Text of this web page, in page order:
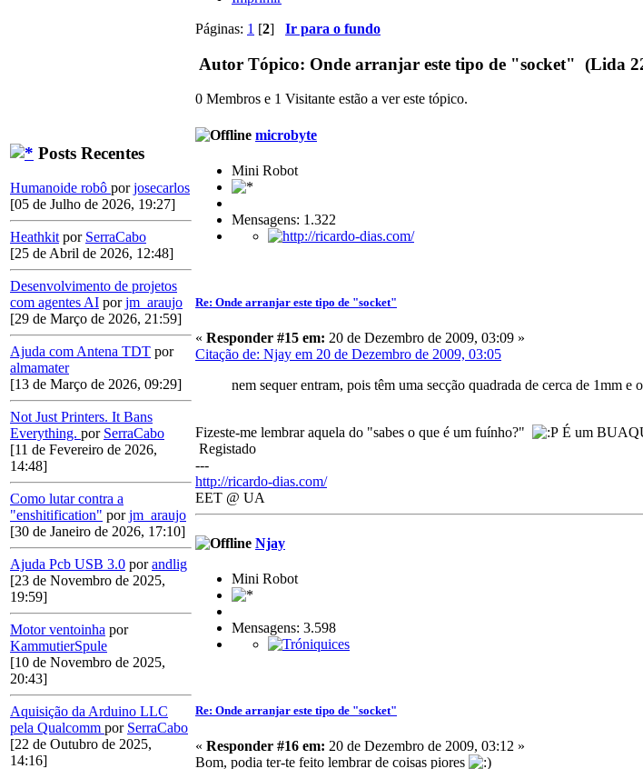
Posts Recentes
Humanoide robô porjosecarlos
[05 de Julho de 2026, 19:27]
Heathkit por SerraCabo
[25 de Abril de 2026, 12:48]
Desenvolvimento de projetos
com agentes AI porjm_araujo
[29 de Março de 2026, 21:59]
Ajuda com Antena TDT por
almamater
[13 de Março de 2026, 09:29]
Not Just Printers. It Bans
Everything. por SerraCabo
[11 de Fevereiro de 2026,
14:48]
Como lutar contra a
"enshitification" porjm_araujo
[30 de Janeiro de 2026, 17:10]
Ajuda Pcb USB 3.0 porandlig
[23 de Novembro de 2025,
19:59]
Motor ventoinha por
KammutierSpule
[10 de Novembro de 2025,
20:43]
Aquisição da Arduino LLC
pela Qualcomm por SerraCabo
[22 de Outubro de 2025,
14:16]
Páginas: 1 [2] Ir para o fundo
Autor Tópico: Onde arranjar este tipo de "socket" (Lida
0 Membros e 1 Visitante estão a ver este tópico.
microbyte
Mini Robot
Mensagens: 1.322
Re: Onde arranjar este tipo de "socket"
« Responder #15 em: 20 de Dezembro de 2009, 03:09 »
Citação de: Njay em 20 de Dezembro de 2009, 03:05
nem sequer entram, pois têm uma secção quadrada de cerca de 1mm
Fizeste-me lembrar aquela do "sabes o que é um fuínho?"
É um
Registado
---
http://ricardo-dias.com/
EET @ UA
Njay
Mini Robot
Mensagens: 3.598
Re: Onde arranjar este tipo de "socket"
« Responder #16 em: 20 de Dezembro de 2009, 03:12 »
Bom, podia ter-te feito lembrar de coisas piores